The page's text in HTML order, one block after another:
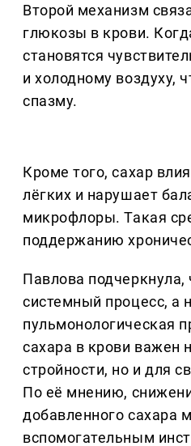
Второй механизм
глюкозы в крови.
становятся
и холодному воздуху,
спазму.
Кроме того, сахар
лёгких и нарушает
микрофлоры. Такая
поддержанию
Павлова подчеркнула,
системный процесс, а
пульмонологическая
сахара в крови важен
стройности, но и для
По её мнению,
добавленного
вспомогательным